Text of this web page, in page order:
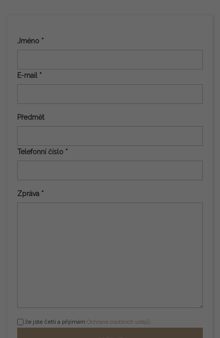
Jméno *
E-mail *
Předmět
Telefonní číslo *
Zpráva *
že jste četli a přijímám Ochrana osobních údajů.